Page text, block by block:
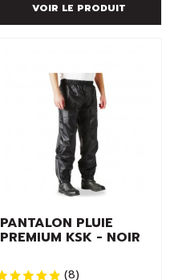
VOIR LE PRODUIT
PANTALON PLUIE
PREMIUM KSK - NOIR
(8)